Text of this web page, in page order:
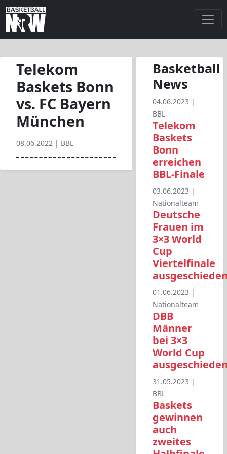
Telekom
Baskets Bonn
vs. FC Bayern
München
08.06.2022 | BBL
Basketball
News
04.06.2023 |
BBL
Telekom
Baskets
Bonn
erreichen
BBL-Finale
03.06.2023 |
Nationalteam
Deutsche
Frauen im
3×3 World
Cup
Viertelfinale
01.06.2023 |
Nationalteam
DBB
Männer
bei 3×3
World Cup
31.05.2023 |
BBL
Baskets
gewinnen
auch
zweites